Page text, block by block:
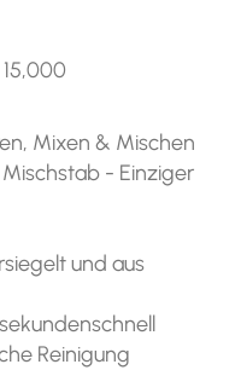
Mixen & Mischen
- Einziger
und aus
Reinigung